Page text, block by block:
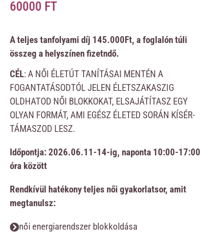
60000 FT
A teljes tanfolyami díj 145.000Ft, a foglalón túli
összeg a helyszínen fizetndő.
CÉL: A NŐI ÉLETÚT TANÍTÁSAI MENTÉN A
FOGANTATÁSODTÓL JELEN ÉLETSZAKASZIG
OLDHATOD NŐI BLOKKOKAT, ELSAJÁTÍTASZ EGY
OLYAN FORMÁT, AMI EGÉSZ ÉLETED SORÁN KÍSÉR-
TÁMASZOD LESZ.
Időpontja: 2026.06.11-14-ig, naponta 10:00-17:00
óra között
Rendkívül hatékony teljes női gyakorlatsor, amit
megtanulsz:
női energiarendszer blokkoldása